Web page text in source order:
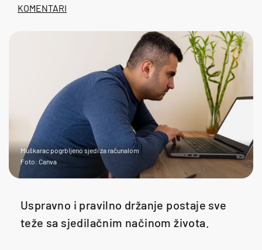
KOMENTARI
Muškarac pogrbljeno sjedi za računalom
Foto: Canva
Uspravno i pravilno držanje postaje sve
teže sa sjedilačnim načinom života.